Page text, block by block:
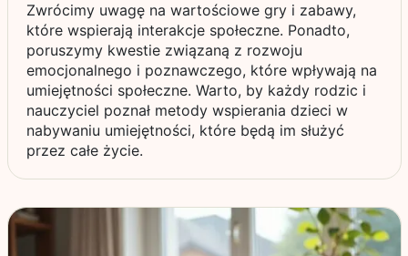
Zwrócimy uwagę na wartościowe gry i zabawy,
które wspierają interakcje społeczne. Ponadto,
poruszymy kwestie związaną z rozwoju
emocjonalnego i poznawczego, które wpływają na
umiejętności społeczne. Warto, by każdy rodzic i
nauczyciel poznał metody wspierania dzieci w
nabywaniu umiejętności, które będą im służyć
przez całe życie.